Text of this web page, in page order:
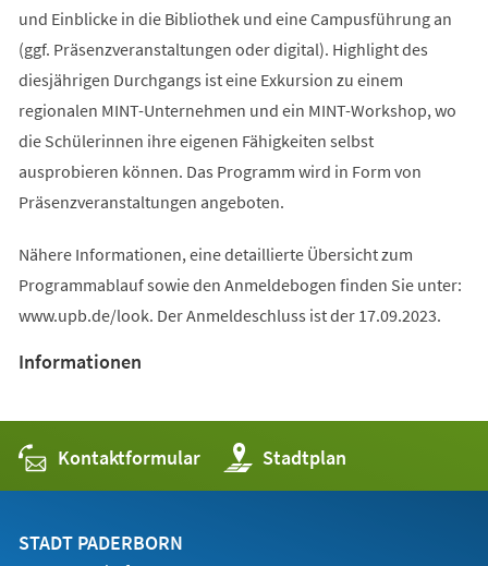
und Einblicke in die Bibliothek und eine Campusführung an
(ggf. Präsenzveranstaltungen oder digital). Highlight des
diesjährigen Durchgangs ist eine Exkursion zu einem
regionalen MINT-Unternehmen und ein MINT-Workshop, wo
die Schülerinnen ihre eigenen Fähigkeiten selbst
ausprobieren können. Das Programm wird in Form von
Präsenzveranstaltungen angeboten.
Nähere Informationen, eine detaillierte Übersicht zum
Programmablauf sowie den Anmeldebogen finden Sie unter:
www.upb.de/look. Der Anmeldeschluss ist der 17.09.2023.
Informationen
Kontaktformular Stadtplan
(Öffnet
in
einem
STADT PADERBORN